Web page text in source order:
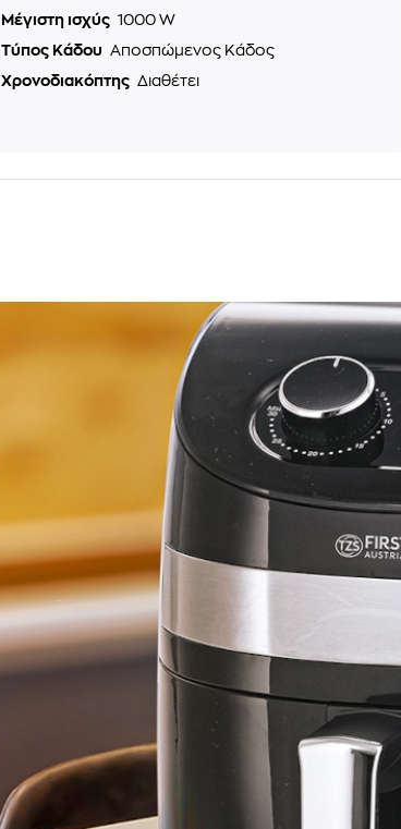
Μέγιστη ισχύς 1000 W
Τύπος Κάδου Αποσπώμενος Κάδος
Χρονοδιακόπτης Διαθέτει